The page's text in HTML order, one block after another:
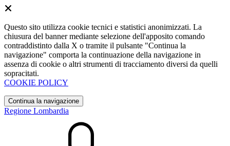
Questo sito utilizza cookie tecnici e statistici anonimizzati. La
chiusura del banner mediante selezione dell'apposito comando
contraddistinto dalla X o tramite il pulsante "Continua la
navigazione" comporta la continuazione della navigazione in
assenza di cookie o altri strumenti di tracciamento diversi da quelli
sopracitati.
COOKIE POLICY
Continua la navigazione
Regione Lombardia